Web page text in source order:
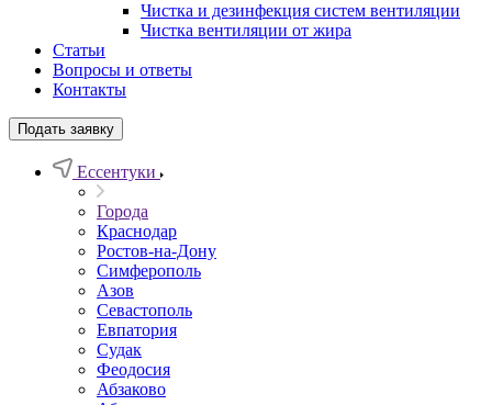
Чистка и дезинфекция систем вентиляции
Чистка вентиляции от жира
Статьи
Вопросы и ответы
Контакты
Подать заявку
Ессентуки
Города
Краснодар
Ростов-на-Дону
Симферополь
Азов
Севастополь
Евпатория
Судак
Феодосия
Абзаково